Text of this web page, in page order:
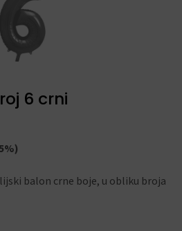
6 crni
balon crne boje, u obliku broja